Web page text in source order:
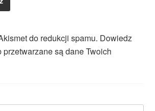
do redukcji spamu. Dowiedz
są dane Twoich